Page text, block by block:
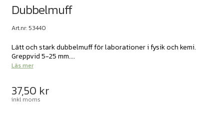
Dubbelmuff
Art.nr: 53440
Lätt och stark dubbelmuff för laborationer i fysik och kemi.
Greppvid 5-25 mm....
Läs mer
37,50 kr
inkl moms